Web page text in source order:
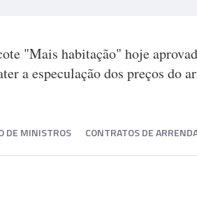
"Mais habitação" hoje
a especulação dos preços do
DE MINISTROS CONTRATOS DE